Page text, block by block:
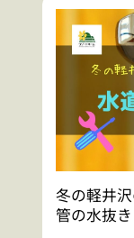
冬の軽井
管の水抜き